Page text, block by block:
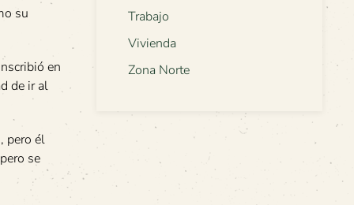
su
en
de ir al
pero él
se
Trabajo
Vivienda
Zona Norte